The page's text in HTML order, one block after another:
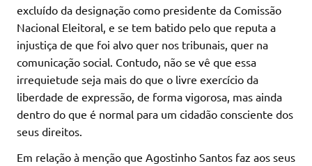
excluído da designação como presidente da Comissão
Nacional Eleitoral, e se tem batido pelo que reputa a
injustiça de que foi alvo quer nos tribunais, quer na
comunicação social. Contudo, não se vê que essa
irrequietude seja mais do que o livre exercício da
liberdade de expressão, de forma vigorosa, mas ainda
dentro do que é normal para um cidadão consciente dos
seus direitos.
Em relação à menção que Agostinho Santos faz aos seus